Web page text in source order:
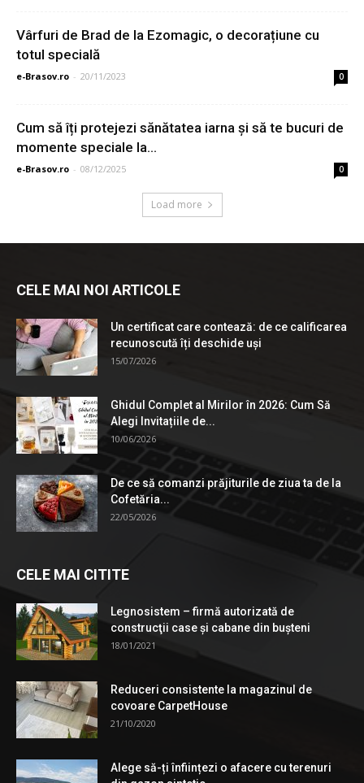
Vârfuri de Brad de la Ezomagic, o decorațiune cu
totul specială
e-Brasov.ro - 20/11/2023 0
Cum să îți protejezi sănătatea iarna și să te bucuri de
momente speciale la...
e-Brasov.ro - 08/12/2025 0
Load more
CELE MAI NOI ARTICOLE
Un certificat care contează: de ce calificarea
recunoscută îți deschide uși
15/07/2026
Ghidul Complet al Mirilor în 2026: Cum Să
Alegi Invitațiile de...
10/06/2026
De ce să comanzi prăjiturile de ziua ta de la
Cofetăria...
22/05/2026
CELE MAI CITITE
Legnosistem – firmă autorizată de
construcţii case și cabane din bușteni
18/01/2021
Reduceri consistente la magazinul de
covoare CarpetHouse
21/10/2020
Alege să-ți înființezi o afacere cu terenuri